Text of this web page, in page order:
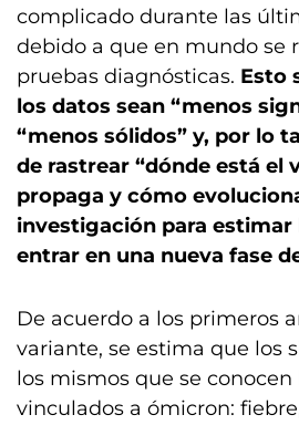
complicado durante las
debido a que en mundo se
pruebas diagnósticas. Esto
los datos sean “menos
“menos sólidos” y, por lo
de rastrear “dónde está el
propaga y cómo
investigación para estimar
entrar en una nueva fase
De acuerdo a los primeros
variante, se estima que los
los mismos que se conocen
vinculados a ómicron: